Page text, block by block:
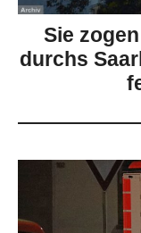
Sie
durchs